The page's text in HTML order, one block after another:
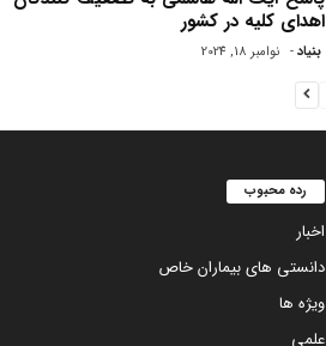
اهدای کلیه در کشور
بنیاد - نوامبر 18, 2024
رده محبوب
اخبار
دانستی های بیماران خاص
ویژه ها
علمی